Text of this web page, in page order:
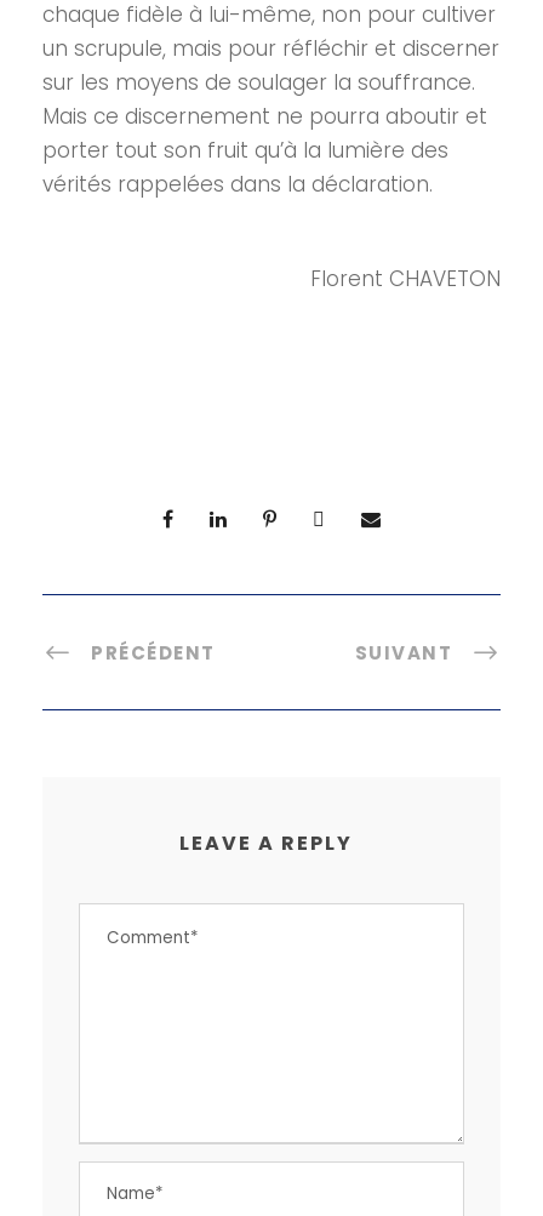
chaque fidèle à lui-même, non pour cultiver
un scrupule, mais pour réfléchir et discerner
sur les moyens de soulager la souffrance.
Mais ce discernement ne pourra aboutir et
porter tout son fruit qu’à la lumière des
vérités rappelées dans la déclaration.
Florent CHAVETON
PRÉCÉDENT SUIVANT
LEAVE A REPLY